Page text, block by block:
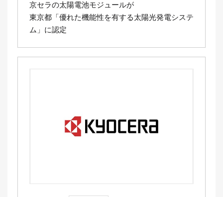
京セラの太陽電池モジュールが
東京都「優れた機能性を有する太陽光発電システ
ム」に認定